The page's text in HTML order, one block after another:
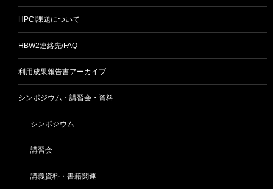
HPCI課題について
HBW2連絡先/FAQ
利用成果報告書アーカイブ
シンポジウム・講習会・資料
シンポジウム
講習会
講義資料・書籍関連